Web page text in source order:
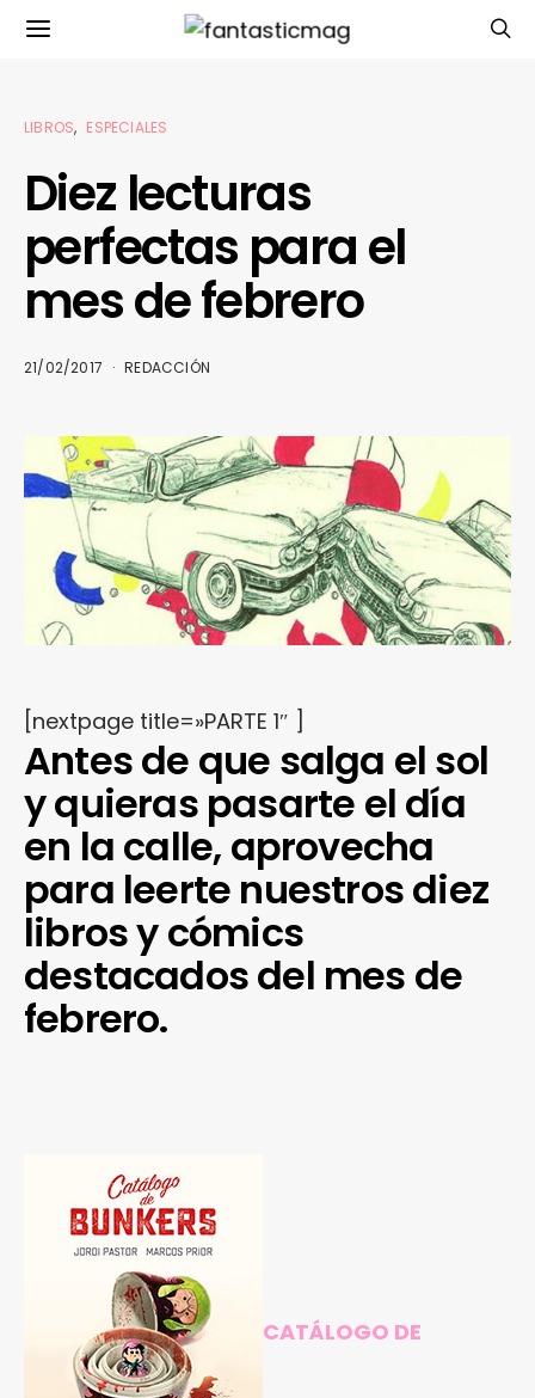
LIBROS ESPECIALES
Diez lecturas
perfectas para el
mes de febrero
21/02/2017 REDACCIÓN
[nextpage title=»PARTE 1″ ]
Antes de que salga el sol
y quieras pasarte el día
en la calle, aprovecha
para leerte nuestros diez
libros y cómics
destacados del mes de
febrero.
CATÁLOGO DE